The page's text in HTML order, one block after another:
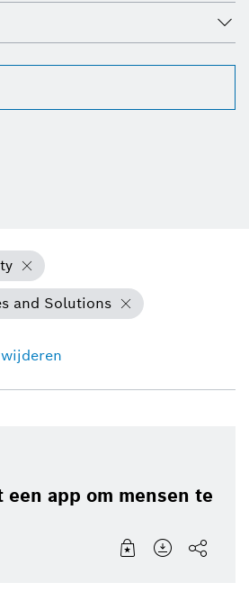
and Solutions
een app om mensen te